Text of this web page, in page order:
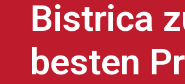
Bistrica
besten